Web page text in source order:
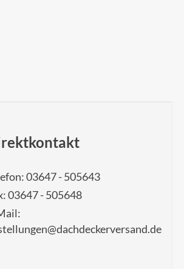
03647 - 505643
03647 - 505648